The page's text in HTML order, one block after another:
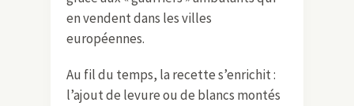
en vendent dans les villes
européennes.
Au fil du temps, la recette s’enrichit :
l’ajout de levure ou de blancs montés